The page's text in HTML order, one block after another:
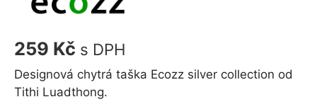
259 Kč s DPH
Designová chytrá taška Ecozz silver collection od
Tithi Luadthong.